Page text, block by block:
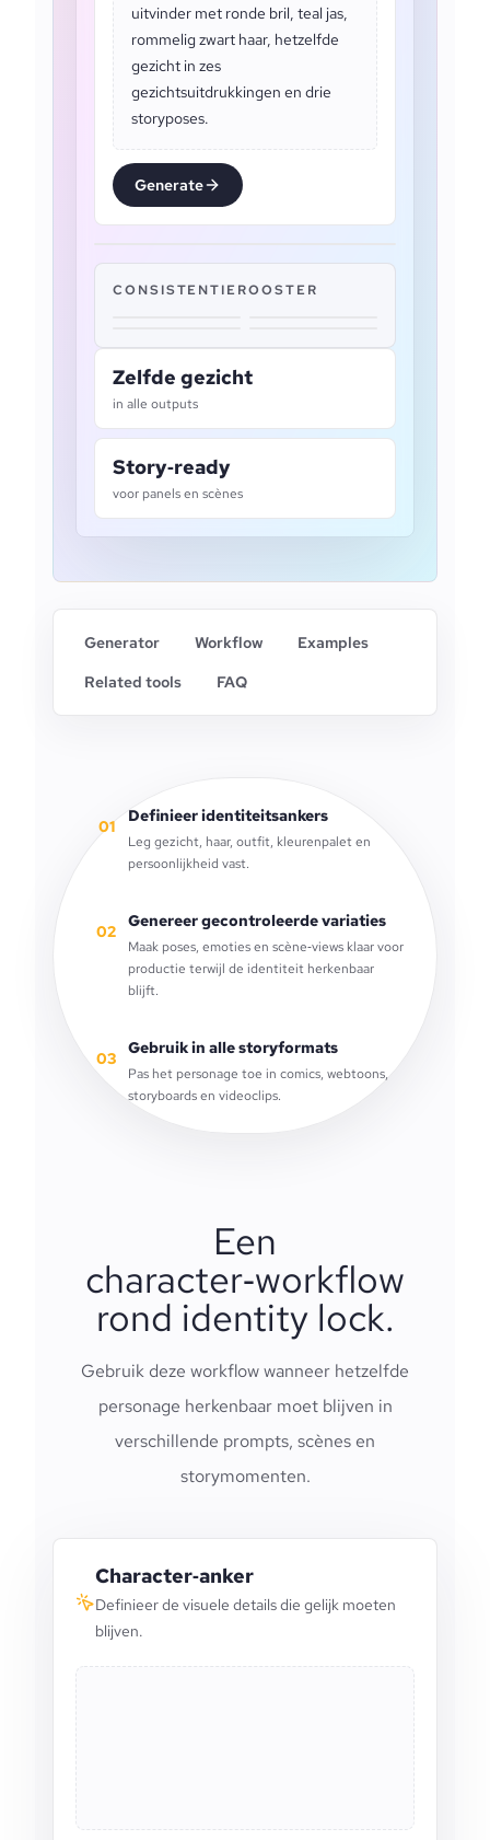
uitvinder met ronde bril, teal jas,
rommelig zwart haar, hetzelfde
gezicht in zes
gezichtsuitdrukkingen en drie
storyposes.
Generate
CONSISTENTIEROOSTER
Zelfde gezicht
in alle outputs
Story‑ready
voor panels en scènes
Generator Workflow
Examples
Related tools
FAQ
01
Definieer identiteitsankers
Leg gezicht, haar, outfit, kleurenpalet en
persoonlijkheid vast.
02
Genereer gecontroleerde variaties
Maak poses, emoties en scène‑views klaar voor
productie terwijl de identiteit herkenbaar
blijft.
03
Gebruik in alle storyformats
Pas het personage toe in comics, webtoons,
storyboards en videoclips.
Een
character‑workflow
rond identity lock.
Gebruik deze workflow wanneer hetzelfde
personage herkenbaar moet blijven in
verschillende prompts, scènes en
storymomenten.
Character‑anker
Definieer de visuele details die gelijk moeten
blijven.